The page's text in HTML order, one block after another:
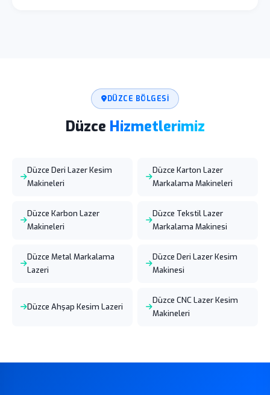
DÜZCE BÖLGESI
Düzce Hizmetlerimiz
Düzce Deri Lazer Kesim
Makineleri
Düzce Karton Lazer
Markalama Makineleri
Düzce Karbon Lazer
Makineleri
Düzce Tekstil Lazer
Markalama Makinesi
Düzce Metal Markalama
Lazeri
Düzce Deri Lazer Kesim
Makinesi
Düzce Ahşap Kesim Lazeri
Düzce CNC Lazer Kesim
Makineleri